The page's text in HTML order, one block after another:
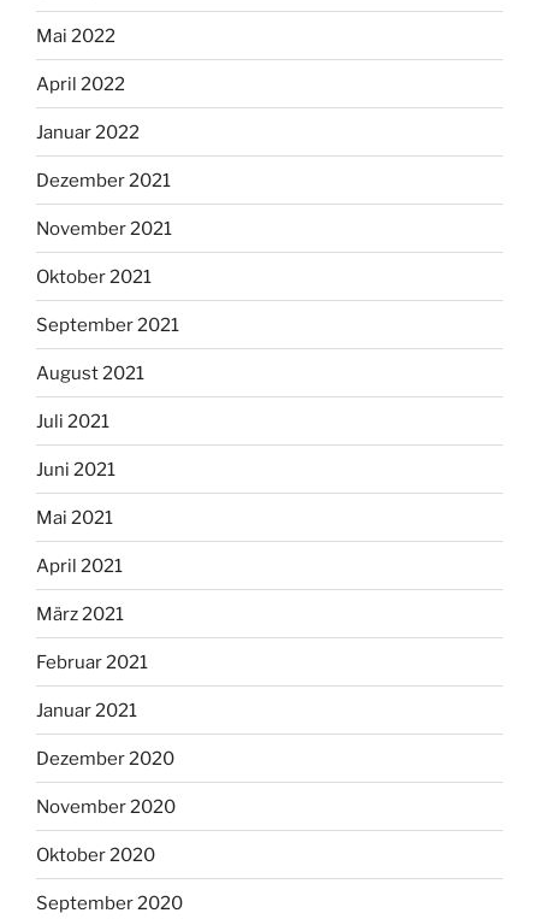
Mai 2022
April 2022
Januar 2022
Dezember 2021
November 2021
Oktober 2021
September 2021
August 2021
Juli 2021
Juni 2021
Mai 2021
April 2021
März 2021
Februar 2021
Januar 2021
Dezember 2020
November 2020
Oktober 2020
September 2020